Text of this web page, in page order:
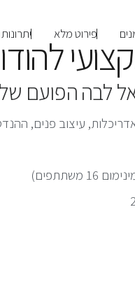
פירוט מלא
להודו |
לבה הפועם
עיצוב פנים,